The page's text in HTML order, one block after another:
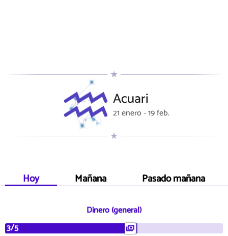
Acuari
21 enero - 19 feb.
Hoy Mañana Pasado mañana
Dinero (general)
3/5